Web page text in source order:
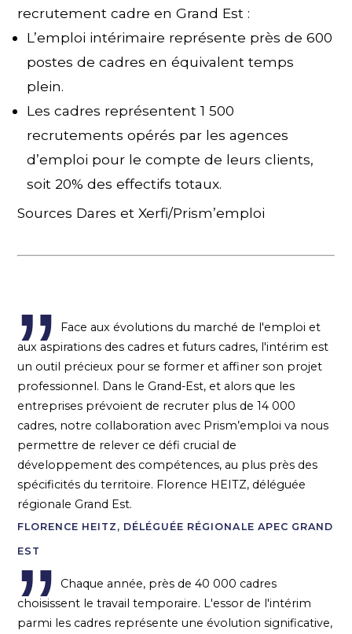
recrutement cadre en Grand Est :
L’emploi intérimaire représente près de 600
postes de cadres en équivalent temps
plein.
Les cadres représentent 1 500
recrutements opérés par les agences
d’emploi pour le compte de leurs clients,
soit 20% des effectifs totaux.
Sources Dares et Xerfi/Prism’emploi
Face aux évolutions du marché de l'emploi et
aux aspirations des cadres et futurs cadres, l'intérim est
un outil précieux pour se former et affiner son projet
professionnel. Dans le Grand-Est, et alors que les
entreprises prévoient de recruter plus de 14 000
cadres, notre collaboration avec Prism’emploi va nous
permettre de relever ce défi crucial de
développement des compétences, au plus près des
spécificités du territoire. Florence HEITZ, déléguée
régionale Grand Est.
FLORENCE HEITZ, DÉLÉGUÉE RÉGIONALE APEC GRAND
EST
Chaque année, près de 40 000 cadres
choisissent le travail temporaire. L'essor de l'intérim
parmi les cadres représente une évolution significative,